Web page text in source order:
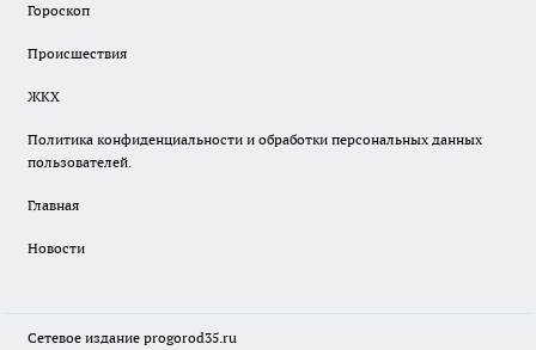
Гороскоп
Происшествия
ЖКХ
Политика конфиденциальности и обработки персональных данных
пользователей.
Главная
Новости
Сетевое издание progorod35.ru